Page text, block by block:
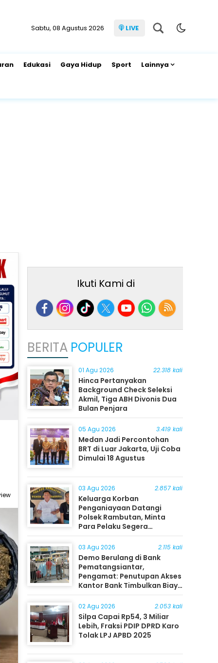
Sabtu, 08 Agustus 2026 LIVE
Edukasi Gaya Hidup Sport Lainnya
Ikuti Kami di
BERITA POPULER
01 Agu 2026 22.318 kali
Hinca Pertanyakan
Background Check Seleksi
Akmil, Tiga ABH Divonis Dua
Bulan Penjara
05 Agu 2026 3.419 kali
Medan Jadi Percontohan
BRT di Luar Jakarta, Uji Coba
Dimulai 18 Agustus
03 Agu 2026 2.857 kali
Keluarga Korban
Penganiayaan Datangi
Polsek Rambutan, Minta
Para Pelaku Segera
Ditangkap
03 Agu 2026 2.115 kali
Demo Berulang di Bank
Pematangsiantar,
Pengamat: Penutupan Akses
Kantor Bank Timbulkan Biaya
Ekonomi bagi Masyarakat
02 Agu 2026 2.053 kali
Silpa Capai Rp54, 3 Miliar
Lebih, Fraksi PDIP DPRD Karo
Tolak LPJ APBD 2025